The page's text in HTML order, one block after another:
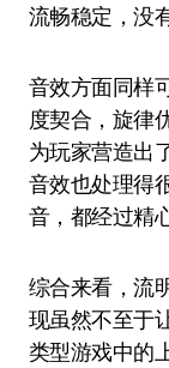
流畅稳定，没
音效方面同样
度契合，旋律
为玩家营造出
音效也处理得
音，都经过精
综合来看，流
现虽然不至于
类型游戏中的